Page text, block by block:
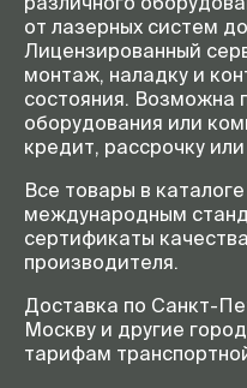
от лазерных систем
Лицензированный
монтаж, наладку и
состояния. Возможна
оборудования или
кредит, рассрочку или
Все товары в
международным
сертификаты
производителя.
Доставка по Санкт-
Москву и другие
тарифам